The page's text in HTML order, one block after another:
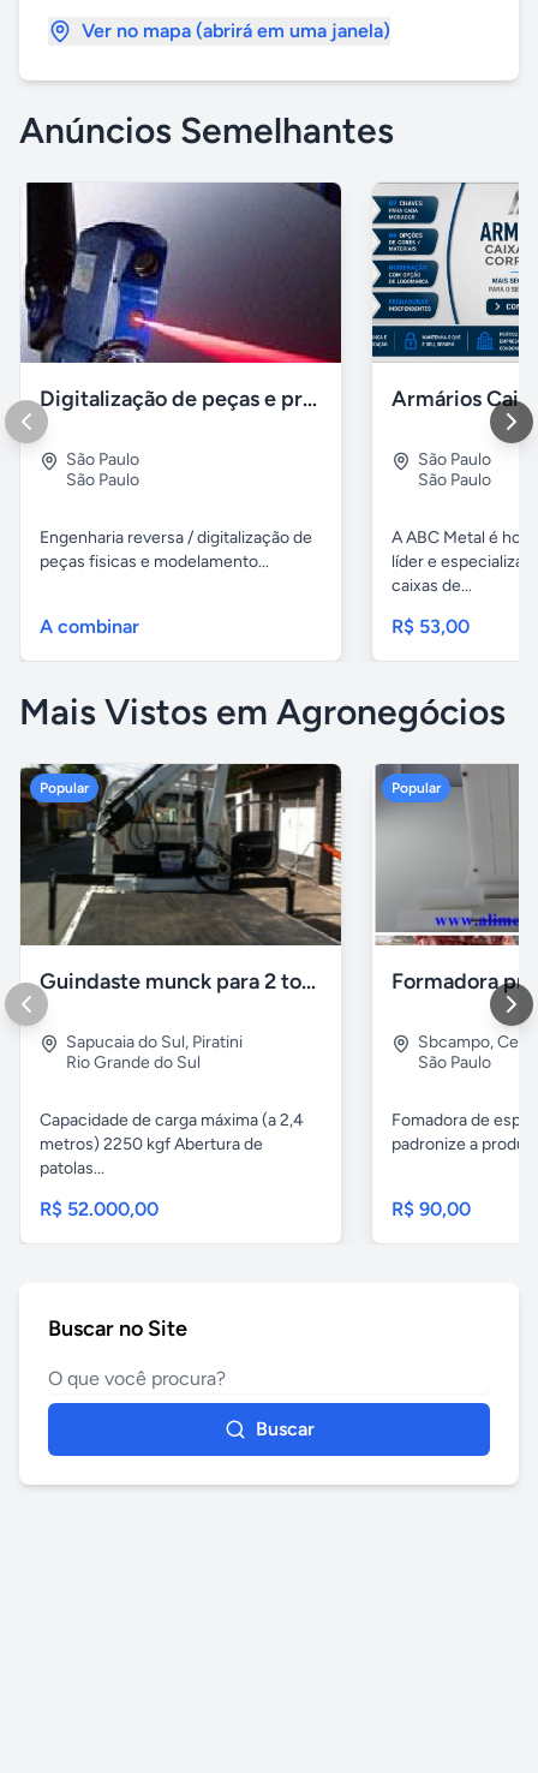
Ver no mapa (abrirá em uma janela)
Anúncios Semelhantes
Digitalização de peças e produtos / impressão 3D polyworks
São Paulo
São Paulo
Engenharia reversa / digitalização de
peças fisicas e modelamento...
A combinar
São Paulo
São Paulo
A ABC Metal é
líder e
caixas de...
R$ 53,00
Mais Vistos em Agronegócios
Popular
Guindaste munck para 2 toneladas
Sapucaia do Sul, Piratini
Rio Grande do Sul
Capacidade de carga máxima (a 2,4
metros) 2250 kgf Abertura de
patolas...
R$ 52.000,00
Popular
Sbcampo,
São Paulo
Fomadora de
padronize a
R$ 90,00
Buscar no Site
Buscar